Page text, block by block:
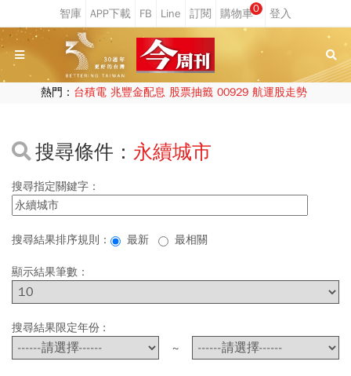
0
熱門： 台積電 兆豐金配息 股票抽籤 00929 航運股走勢
搜尋條件： 永續城市
搜尋指定關鍵字：
搜尋結果排序規則： 最新 最相關
顯示結果筆數：
搜尋結果限定年份 :
~